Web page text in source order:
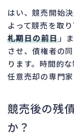
はい、競売開始
よって競売を取
札期日の前日」
させ、債権者の
ります。時間的
任意売却の専門
競売後の残
か？